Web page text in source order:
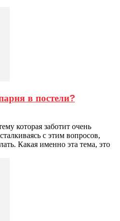
в постели?
которая заботит очень
с этим вопросов,
Какая именно эта тема, это